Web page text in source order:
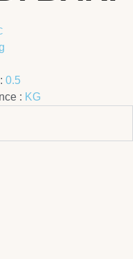
0.5
: KG